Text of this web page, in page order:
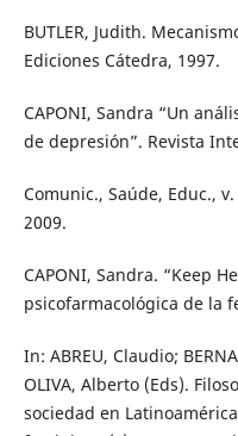
BUTLER, Judith.
Ediciones Cátedra, 1997.
CAPONI, Sandra “Un
de depresión”. Revista
Comunic., Saúde, Educ.,
2009.
CAPONI, Sandra. “Keep
psicofarmacológica de la
In: ABREU, Claudio;
OLIVA, Alberto (Eds).
sociedad en